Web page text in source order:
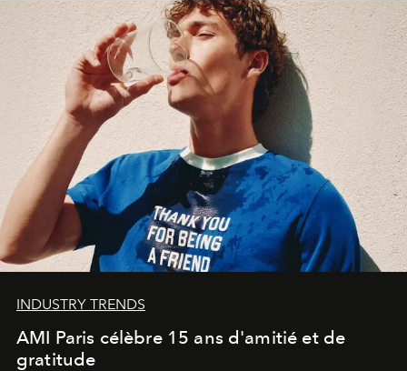
INDUSTRY TRENDS
AMI Paris célèbre 15 ans d'amitié et de
gratitude